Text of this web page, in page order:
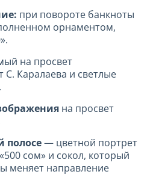
при повороте банкноты
орнаментом,
на просвет
Каралаева и светлые
на просвет
полосе— цветной портрет
сом» и сокол, который
меняет направление